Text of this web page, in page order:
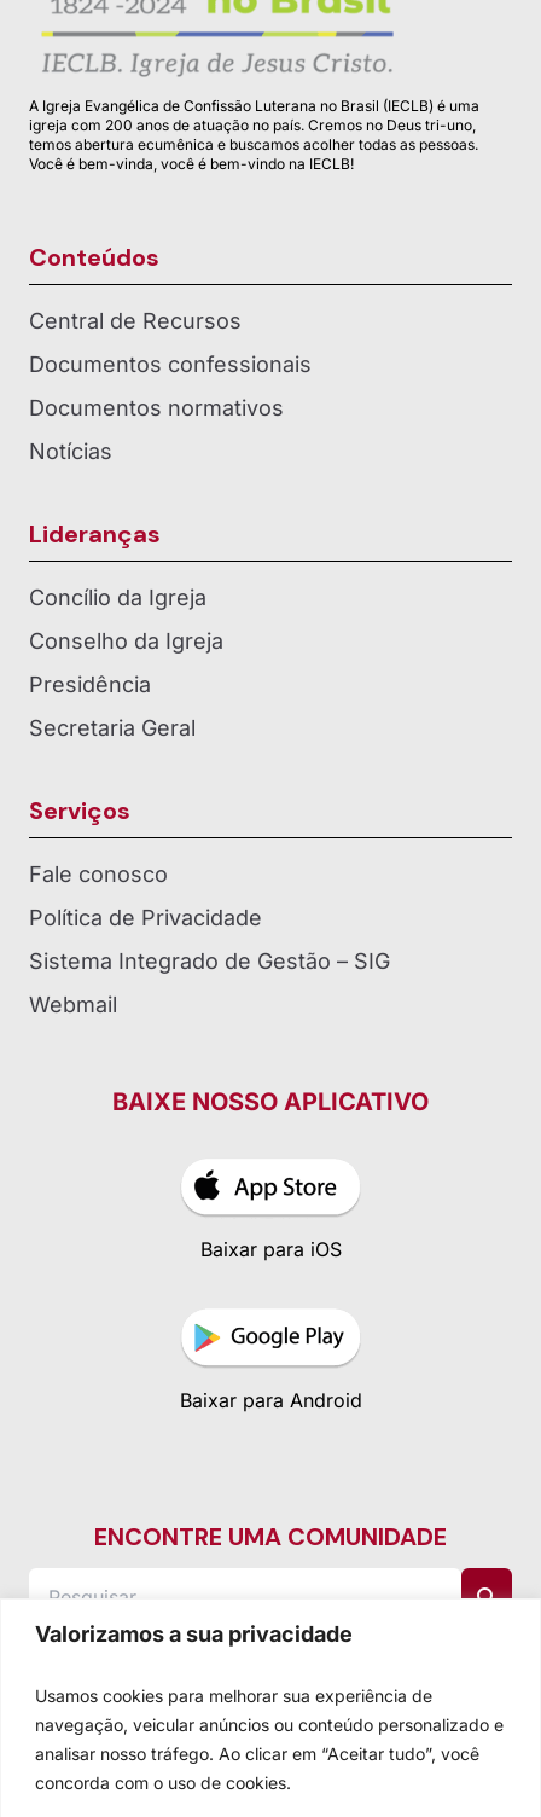
Valorizamos a sua privacidade
Usamos cookies para melhorar sua experiência de
navegação, veicular anúncios ou conteúdo personalizado e
analisar nosso tráfego. Ao clicar em “Aceitar tudo”, você
concorda com o uso de cookies.
A Igreja Evangélica de Confissão Luterana no Brasil (IECLB) é uma
igreja com 200 anos de atuação no país. Cremos no Deus tri-uno,
temos abertura ecumênica e buscamos acolher todas as pessoas.
Você é bem-vinda, você é bem-vindo na IECLB!
Conteúdos
Central de Recursos
Documentos confessionais
Documentos normativos
Notícias
Lideranças
Concílio da Igreja
Conselho da Igreja
Presidência
Secretaria Geral
Serviços
Fale conosco
Política de Privacidade
Sistema Integrado de Gestão – SIG
Webmail
BAIXE NOSSO APLICATIVO
Baixar para iOS
Baixar para Android
ENCONTRE UMA COMUNIDADE